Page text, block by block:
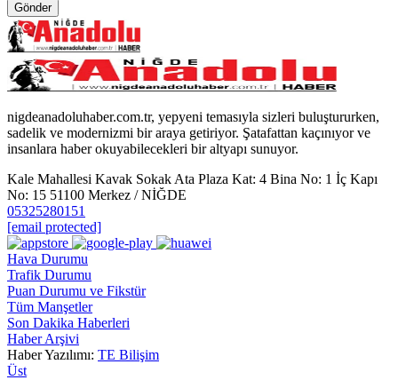
Gönder
nigdeanadoluhaber.com.tr, yepyeni temasıyla sizleri buluştururken,
sadelik ve modernizmi bir araya getiriyor. Şatafattan kaçınıyor ve
insanlara haber okuyabilecekleri bir altyapı sunuyor.
Kale Mahallesi Kavak Sokak Ata Plaza Kat: 4 Bina No: 1 İç Kapı
No: 15 51100 Merkez / NİĞDE
05325280151
[email protected]
Hava Durumu
Trafik Durumu
Puan Durumu ve Fikstür
Tüm Manşetler
Son Dakika Haberleri
Haber Arşivi
Haber Yazılımı: TE Bilişim
Üst